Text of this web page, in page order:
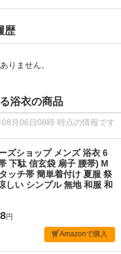
歴
りません。
浴衣の商品
月06日08時 時点の情報です
ズショップ メンズ 浴衣 6
下駄 信玄袋 扇子 腰帯) M
ッチ帯 簡単着付け 夏服 祭
しい シンプル 無地 和服 和
円
Amazonで購入